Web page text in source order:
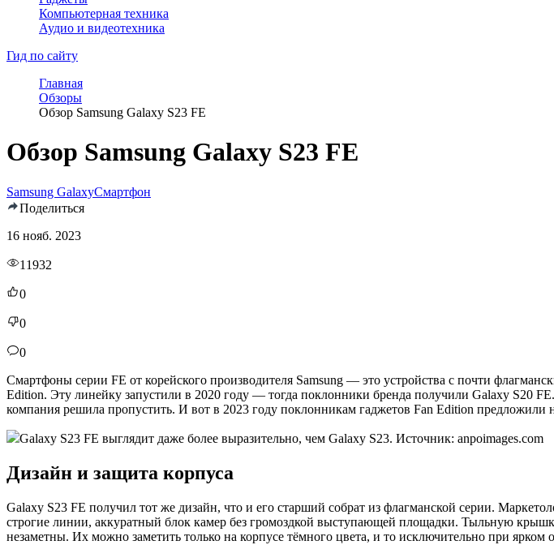
Компьютерная техника
Аудио и видеотехника
Гид по сайту
Главная
Обзоры
Обзор Samsung Galaxy S23 FE
Обзор Samsung Galaxy S23 FE
Samsung GalaxyСмартфон
Поделиться
16 нояб. 2023
11932
0
0
0
Смартфоны серии FE от корейского производителя Samsung — это устройства с почти
Edition. Эту линейку запустили в 2020 году — тогда поклонники бренда получили Galaxy S20
компания решила пропустить. И вот в 2023 году поклонникам гаджетов Fan Edition
Galaxy S23 FE выглядит даже более выразительно, чем Galaxy S23. Источник: anpoimages.com
Дизайн и защита корпуса
Galaxy S23 FE получил тот же дизайн, что и его старший собрат из флагманской серии.
строгие линии, аккуратный блок камер без громоздкой выступающей площадки. Тыльную
незаметны. Их можно заметить только на корпусе тёмного цвета, и то исключительно при ярком